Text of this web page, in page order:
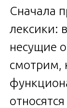
Сначала
лексики:
несущие
смотрим,